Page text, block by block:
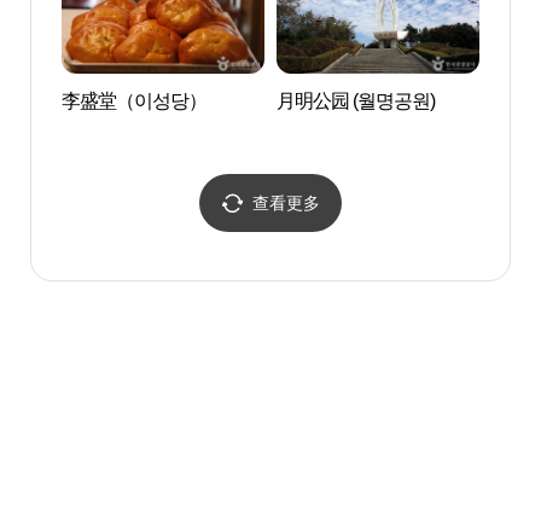
李盛堂（이성당） 月明公园 (월명공원)
查看更多